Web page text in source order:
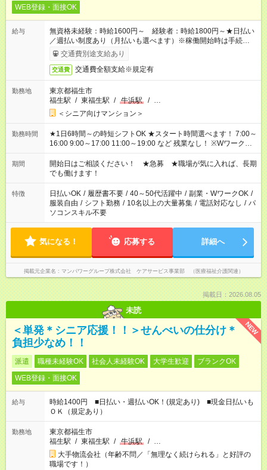
WEB登録・面接OK
給与
無資格未経験：時給1600円～ 経験者：時給1800円～★日払い
／週払い制度あり（月払いも選べます）※稼働開始時は手続き完
了次第のお支払いとなります。
交通費別途支給あり
交通費 交通費全額支給※規定有
勤務地
東京都福生市
福生駅 / 東福生駅 / 牛浜駅 / …
＜シニア向けマンション＞
勤務時間
★1日6時間～の時短シフトOK ★スタート時間選べます！ 7:00～
16:00 9:00～17:00 11:00～19:00 など 残業なし！ ※Wワークの
場合、他のお仕事と合わせ週40時間超の就業はご案内できませ
ん ※法令に基づき、週20時間以上勤務は社会保険への加入対象
となります ※労働者派遣法（日雇い派遣の原則禁止）により、
短時間・短期間の就業はご案内が難しい場合があります
期間
開始日はご相談ください！ ★急募 ★職場が気に入れば、長期
でも働けます！
特徴 日払いOK / 履歴書不要 / 40～50代活躍中 / 副業・WワークOK /
服装自由 / シフト勤務 / 10名以上の大量募集 / 電話対応なし / パ
ソコンスキル不要
気になる！ 応募する 詳細へ
掲載元企業名 マンパワーグループ株式会社 ケアサービス事業部 （医療福祉介護関連）
掲載日：2026.08.05
未読
NEW
＜単発＊シニア応援！！＞せんべいの仕分け＊
負担少なめ！！
派遣 職種未経験OK 社会人未経験OK 大学生歓迎
ブランクOK
WEB登録・面接OK
給与
時給1400円 ■日払い・週払いOK！(規定あり) ■現金日払いも
ＯＫ（規定あり）
勤務地
東京都福生市
福生駅 / 東福生駅 / 牛浜駅 / …
大手物流会社（年齢不問／「無理なく続けられる」と好評の
職場です！）